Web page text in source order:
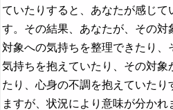
ていたりすると、あなたが感じて
す。その結果、あなたが、その
対象への気持ちを整理できたり、
気持ちを抱えていたり、その対象
たり、心身の不調を抱えていた
ますが、状況により意味が分か